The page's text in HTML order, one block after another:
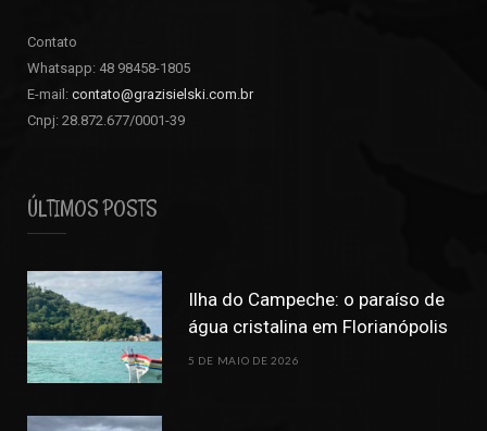
Contato
Whatsapp: 48 98458-1805
E-mail: contato@grazisielski.com.br
Cnpj: 28.872.677/0001-39
ÚLTIMOS POSTS
Ilha do Campeche: o paraíso de
água cristalina em Florianópolis
5 DE MAIO DE 2026